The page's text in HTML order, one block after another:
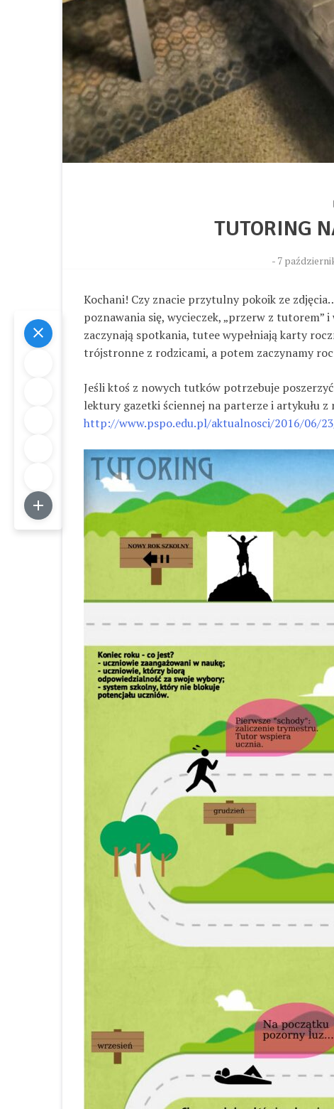
TUTORING
- 7
Kochani! Czy znacie przytulny pokoik ze
poznawania się, wycieczek, „przerw z
zaczynają spotkania, tutee wypełniają karty
trójstronne z rodzicami, a potem zaczynamy
Jeśli ktoś z nowych tutków potrzebuje
lektury gazetki ściennej na parterze i artykułu z
http://www.pspo.edu.pl/aktualnosci/2016/06/